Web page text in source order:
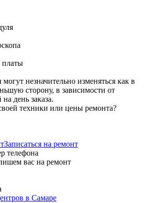
платы
незначительно изменяться как в
сторону, в зависимости от
день заказа.
техники или цены ремонта?
Записаться на ремонт
телефона
вас на ремонт
в Самаре